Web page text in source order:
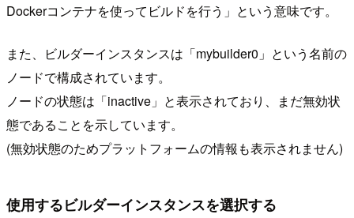
Dockerコンテナを使ってビルドを行う」という意味です。
また、ビルダーインスタンスは「mybuilder0」という名前の
ノードで構成されています。
ノードの状態は「inactive」と表示されており、まだ無効状
態であることを示しています。
(無効状態のためプラットフォームの情報も表示されません)
使用するビルダーインスタンスを選択する